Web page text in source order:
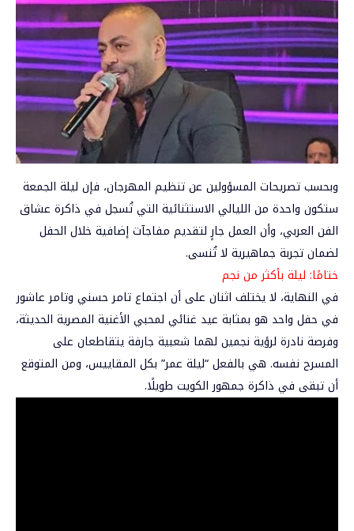
وبحسب تصريحات المسؤولين عن تنظيم المهرجان، فإن ليلة الجمعة
ستكون واحدة من الليالي الاستثنائية التي تُسجل في ذاكرة عشاق
الفن العربي، وأن العمل جارٍ لتقديم مفاجآت إضافية خلال الحفل
لضمان تجربة جماهيرية لا تُنسى.
ختامًا: ليلة بأكثر من نجم
في النهاية، لا يختلف اثنان على أن اجتماع تامر حسني وتامر عاشور
في حفل واحد هو بمثابة عيد غنائي لمحبي الأغنية المصرية الحديثة،
وفرصة نادرة لرؤية نجمين لهما شعبية جارفة يتقاطعان على
المسرح نفسه. هي بالفعل “ليلة عمر” بكل المقاييس، ومن المتوقع
أن تبقى في ذاكرة جمهور الكويت طويلًا.